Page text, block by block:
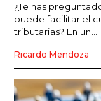
¿Te has
puede facilitar el
tributarias? En un...
Ricardo Mendoza